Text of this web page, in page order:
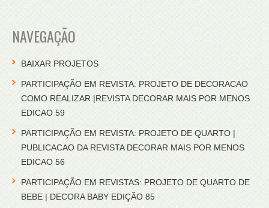
NAVEGAÇÃO
BAIXAR PROJETOS
PARTICIPAÇÃO EM REVISTA: PROJETO DE DECORACAO
COMO REALIZAR |REVISTA DECORAR MAIS POR MENOS
EDICAO 59
PARTICIPAÇÃO EM REVISTA: PROJETO DE QUARTO |
PUBLICACAO DA REVISTA DECORAR MAIS POR MENOS
EDICAO 56
PARTICIPAÇÃO EM REVISTAS: PROJETO DE QUARTO DE
BEBE | DECORA BABY EDIÇÃO 85